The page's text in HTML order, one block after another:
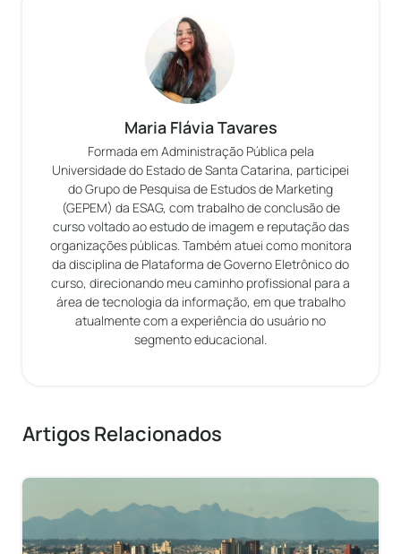
Maria Flávia Tavares
Formada em Administração Pública pela
Universidade do Estado de Santa Catarina, participei
do Grupo de Pesquisa de Estudos de Marketing
(GEPEM) da ESAG, com trabalho de conclusão de
curso voltado ao estudo de imagem e reputação das
organizações públicas. Também atuei como monitora
da disciplina de Plataforma de Governo Eletrônico do
curso, direcionando meu caminho profissional para a
área de tecnologia da informação, em que trabalho
atualmente com a experiência do usuário no
segmento educacional.
Artigos Relacionados